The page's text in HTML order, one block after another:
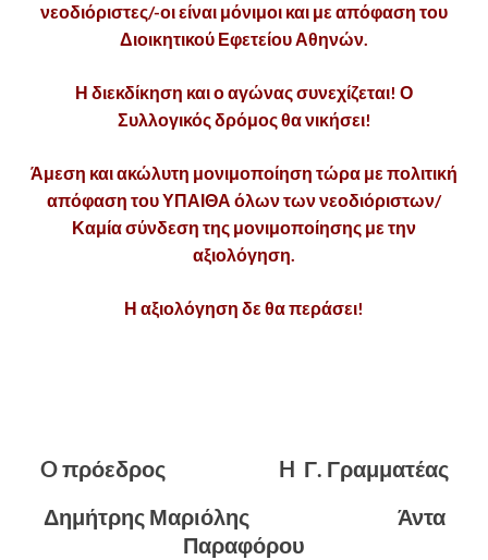
νεοδιόριστες/-οι είναι μόνιμοι και με απόφαση του
Διοικητικού Εφετείου Αθηνών.
Η διεκδίκηση και ο αγώνας συνεχίζεται! Ο
Συλλογικός δρόμος θα νικήσει!
Άμεση και ακώλυτη μονιμοποίηση τώρα με πολιτική
απόφαση του ΥΠΑΙΘΑ όλων των νεοδιόριστων/
Καμία σύνδεση της μονιμοποίησης με την
αξιολόγηση.
Η αξιολόγηση δε θα περάσει!
O πρόεδρος H Γ. Γραμματέας
Δημήτρης Μαριόλης Άντα
Παραφόρου